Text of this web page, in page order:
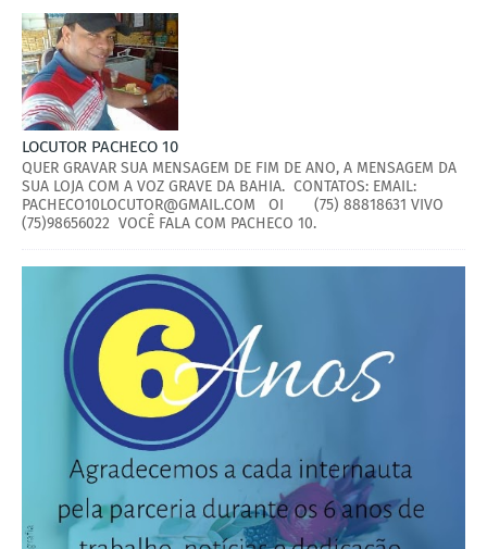
LOCUTOR PACHECO 10
QUER GRAVAR SUA MENSAGEM DE FIM DE ANO, A MENSAGEM DA
SUA LOJA COM A VOZ GRAVE DA BAHIA. CONTATOS: EMAIL:
PACHECO10LOCUTOR@GMAIL.COM OI (75) 88818631 VIVO
(75)98656022 VOCÊ FALA COM PACHECO 10.